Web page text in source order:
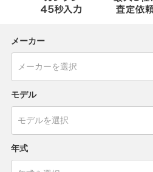
メーカー
モデル
年式